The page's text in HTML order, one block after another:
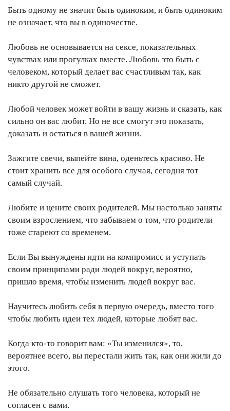
Быть одному не значит быть одиноким, и быть одиноким
не означает, что вы в одиночестве.
Любовь не основывается на сексе, показательных
чувствах или прогулках вместе. Любовь это быть с
человеком, который делает вас счастливым так, как
никто другой не сможет.
Любой человек может войти в вашу жизнь и сказать, как
сильно он вас любит. Но не все смогут это показать,
доказать и остаться в вашей жизни.
Зажгите свечи, выпейте вина, оденьтесь красиво. Не
стоит хранить все для особого случая, сегодня тот
самый случай.
Любите и цените своих родителей. Мы настолько заняты
своим взрослением, что забываем о том, что родители
тоже стареют со временем.
Если Вы вынуждены идти на компромисс и уступать
своим принципами ради людей вокруг, вероятно,
пришло время, чтобы изменить людей вокруг вас.
Научитесь любить себя в первую очередь, вместо того
чтобы любить идеи тех людей, которые любят вас.
Когда кто-то говорит вам: «Ты изменился», то,
вероятнее всего, вы перестали жить так, как они жили до
этого.
Не обязательно слушать того человека, который не
согласен с вами.